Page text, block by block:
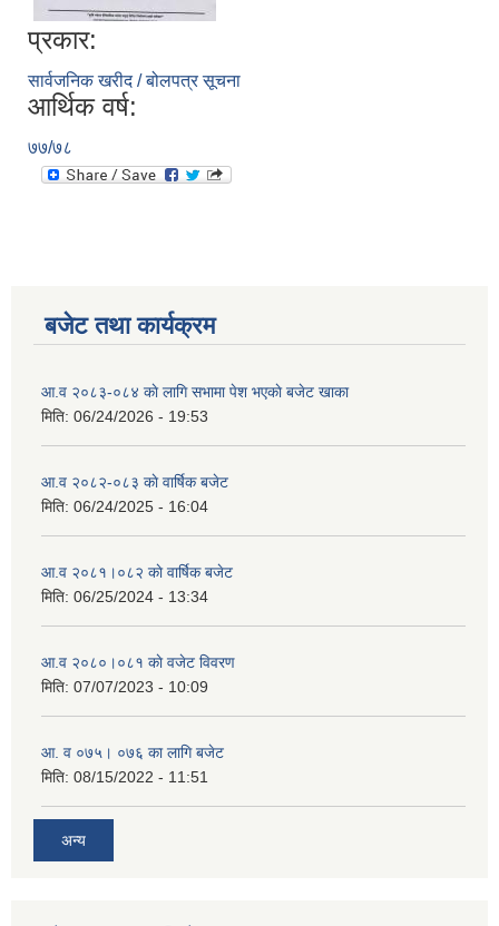
प्रकार:
सार्वजनिक खरीद / बोलपत्र सूचना
आर्थिक वर्ष:
७७/७८
बजेट तथा कार्यक्रम
आ.व २०८३-०८४ काे लागि सभामा पेश भएकाे बजेट खाका
मिति: 06/24/2026 - 19:53
आ.व २०८२-०८३ काे वार्षिक बजेट
मिति: 06/24/2025 - 16:04
आ.व २०८१।०८२ काे वार्षिक बजेट
मिति: 06/25/2024 - 13:34
आ.व २०८०।०८१ काे वजेट विवरण
मिति: 07/07/2023 - 10:09
आ. व ०७५। ०७६ का लागि बजेट
मिति: 08/15/2022 - 11:51
अन्य